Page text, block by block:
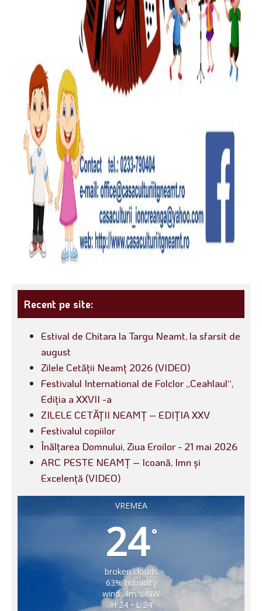
Recent pe site:
Estival de Chitara la Targu Neamt, la sfarsit de
august
Zilele Cetății Neamț 2026 (VIDEO)
Festivalul International de Folclor „Ceahlaul“,
Ediția a XXVII -a
ZILELE CETĂȚII NEAMȚ – EDIȚIA XXV
Festivalul copiilor
Înălțarea Domnului, Ziua Eroilor - 21 mai 2026
ARC PESTE NEAMȚ – Icoană, Imn și
Excelență (VIDEO)
VREMEA
24°
broken clouds
63% humidity
wind: 4m/s NW
H 24 • L 24